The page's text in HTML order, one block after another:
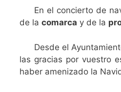
En el concierto de
de la comarca y de la
Desde el
las gracias por vuestro
haber amenizado la